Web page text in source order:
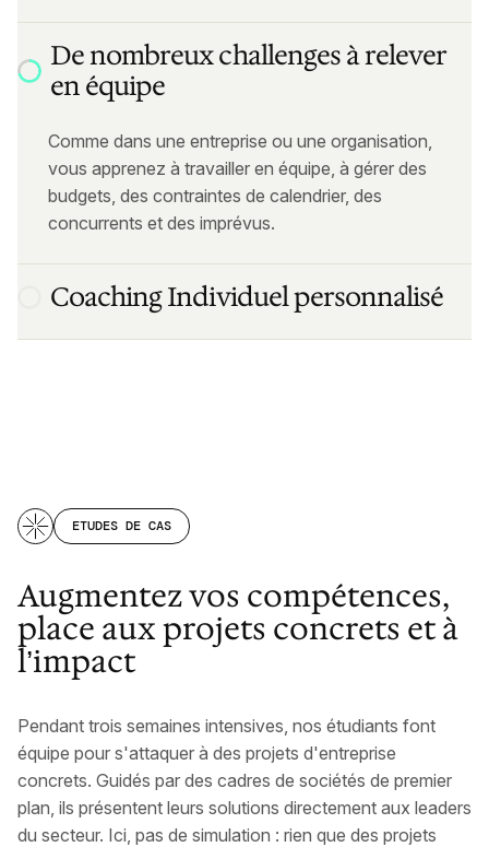
De nombreux challenges à relever
en équipe
Coaching Individuel personnalisé
Oubliez les équipes "carrières" que vous ne voyez
besoin. Chez KLIMA, vous bénéficiez d’un suivi
individuel en one-to-one.
ETUDES DE CAS
Augmentez vos compétences,
place aux projets concrets et à
l’impact
Pendant trois semaines intensives, nos étudiants font
équipe pour s'attaquer à des projets d'entreprise
concrets. Guidés par des cadres de sociétés de premier
plan, ils présentent leurs solutions directement aux leaders
du secteur. Ici, pas de simulation : rien que des projets